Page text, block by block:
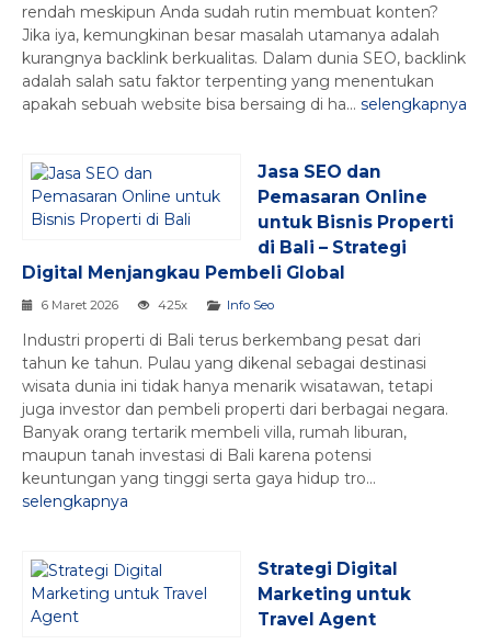
rendah meskipun Anda sudah rutin membuat konten?
Jika iya, kemungkinan besar masalah utamanya adalah
kurangnya backlink berkualitas. Dalam dunia SEO, backlink
adalah salah satu faktor terpenting yang menentukan
apakah sebuah website bisa bersaing di ha... selengkapnya
Jasa SEO dan
Pemasaran Online
untuk Bisnis Properti
di Bali – Strategi
Digital Menjangkau Pembeli Global
6 Maret 2026 425x Info Seo
Industri properti di Bali terus berkembang pesat dari
tahun ke tahun. Pulau yang dikenal sebagai destinasi
wisata dunia ini tidak hanya menarik wisatawan, tetapi
juga investor dan pembeli properti dari berbagai negara.
Banyak orang tertarik membeli villa, rumah liburan,
maupun tanah investasi di Bali karena potensi
keuntungan yang tinggi serta gaya hidup tro...
selengkapnya
Strategi Digital
Marketing untuk
Travel Agent